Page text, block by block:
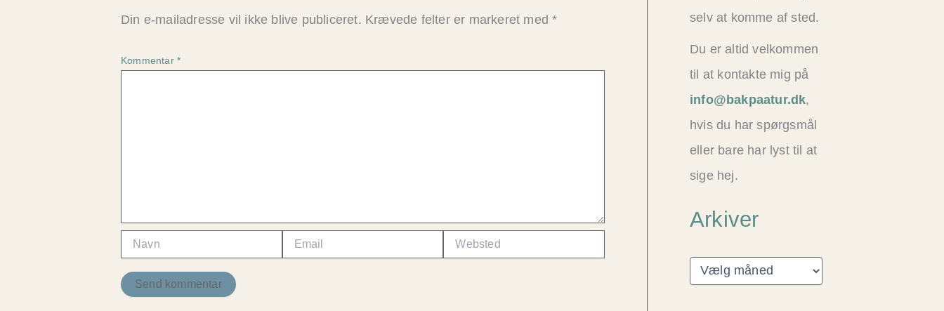
Din e-mailadresse vil ikke blive publiceret. Krævede felter er markeret med*
Kommentar *
selv at komme af sted.
Du er altid velkommen
til at kontakte mig på
info@bakpaatur.dk,
hvis du har spørgsmål
eller bare har lyst til at
sige hej.
Arkiver
A